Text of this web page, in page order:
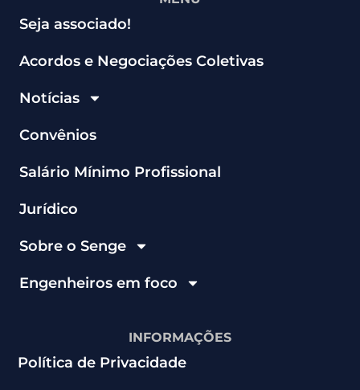
Seja associado!
Acordos e Negociações Coletivas
Notícias
Convênios
Salário Mínimo Profissional
Jurídico
Sobre o Senge
Engenheiros em foco
INFORMAÇÕES
Política de Privacidade